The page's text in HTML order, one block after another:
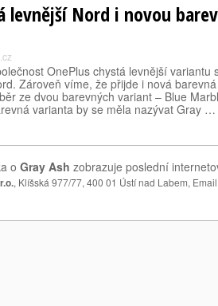
levnější Nord i novou
OnePlus chystá levnější variantu
Zároveň víme, že přijde i nová
ze dvou barevných variant – Blue
varianta by se měla nazývat Gray …
o Gray Ash zobrazuje poslední
, Klíšská 977/77, 400 01 Ústí nad Labem,